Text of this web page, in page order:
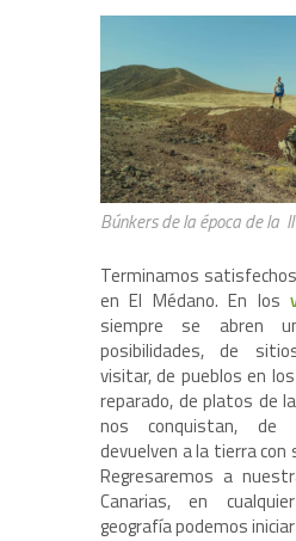
Búnkers de la época de la
Terminamos
en El Médano. En los
siempre se abren
posibilidades, de
visitar, de pueblos en
reparado, de platos de
nos conquistan, de
devuelven a la tierra con
Regresaremos a
Canarias, en
geografía podemos